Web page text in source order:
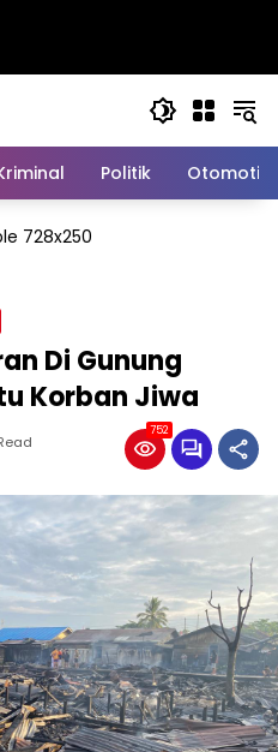
Politik Otomotif
Di Gunung
Korban Jiwa
752